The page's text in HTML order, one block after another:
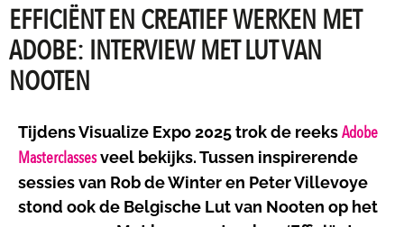
EFFICIËNT EN CREATIEF WERKEN MET
ADOBE: INTERVIEW MET LUT VAN
NOOTEN
Tijdens Visualize Expo 2025 trok de reeksAdobe
Masterclassesveel bekijks. Tussen inspirerende
sessies van Rob de Winter en Peter Villevoye
stond ook de Belgische Lut van Nooten op het